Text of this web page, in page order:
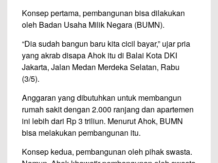
Konsep pertama, pembangunan bisa dilakukan
oleh Badan Usaha Milik Negara (BUMN).
“Dia sudah bangun baru kita cicil bayar,” ujar pria
yang akrab disapa Ahok itu di Balai Kota DKI
Jakarta, Jalan Medan Merdeka Selatan, Rabu
(3/5).
Anggaran yang dibutuhkan untuk membangun
rumah sakit dengan 2.000 ranjang dan apartemen
ini lebih dari Rp 3 triliun. Menurut Ahok, BUMN
bisa melakukan pembangunan itu.
Konsep kedua, pembangunan oleh pihak swasta.